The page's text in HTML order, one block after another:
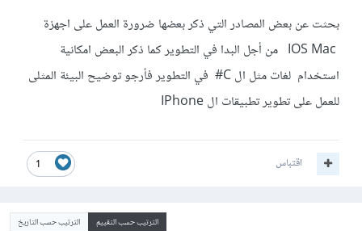
بحثت عن بعض المصادر التي ذكر بعضها ضرورة العمل على اجهزة
IOS Mac من أجل البدا في التطوير كما ذكر البعض امكانية
استخدام لغات مثل ال C# في التطوير فأرجو توضيح البيئة المثلى
للعمل على تطوير تطبيقات ال IPhone
1 اقتباس
الترتيب حسب التقييم الترتيب حسب التاريخ